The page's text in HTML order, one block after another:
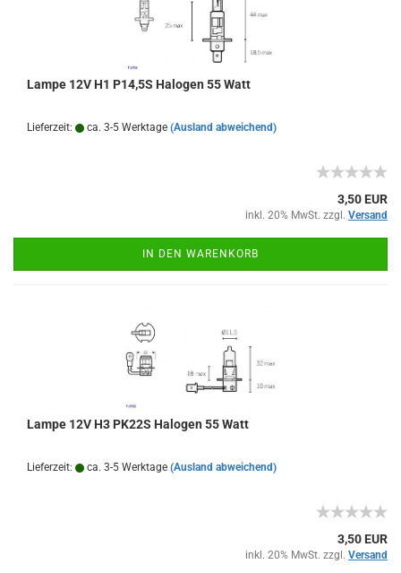
Lampe 12V H1 P14,5S Halogen 55 Watt
Lieferzeit: ca. 3-5 Werktage (Ausland abweichend)
3,50 EUR
inkl. 20% MwSt. zzgl. Versand
IN DEN WARENKORB
Lampe 12V H3 PK22S Halogen 55 Watt
Lieferzeit: ca. 3-5 Werktage (Ausland abweichend)
3,50 EUR
inkl. 20% MwSt. zzgl. Versand